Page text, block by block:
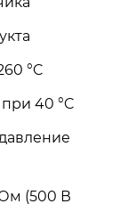
°C
40 °C
(500 В